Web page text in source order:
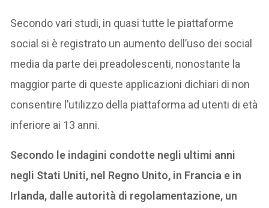
Secondo vari studi, in quasi tutte le piattaforme
social si è registrato un aumento dell’uso dei social
media da parte dei preadolescenti, nonostante la
maggior parte di queste applicazioni dichiari di non
consentire l’utilizzo della piattaforma ad utenti di età
inferiore ai 13 anni.
Secondo le indagini condotte negli ultimi anni
negli Stati Uniti, nel Regno Unito, in Francia e in
Irlanda, dalle autorità di regolamentazione, un